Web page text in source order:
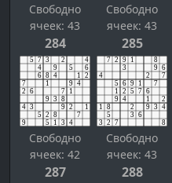
Свободно
ячеек: 43
Свободно
ячеек: 43
284
Свободно
ячеек: 42
285
Свободно
ячеек: 43
287 288